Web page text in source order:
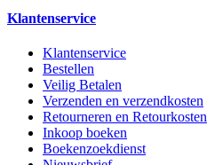
Klantenservice
Klantenservice
Bestellen
Veilig Betalen
Verzenden en verzendkosten
Retourneren en Retourkosten
Inkoop boeken
Boekenzoekdienst